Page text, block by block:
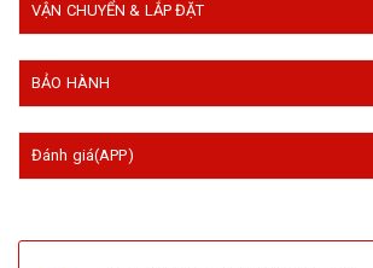
VẬN CHUYỂN & LẮP ĐẶT
BẢO HÀNH
Đánh giá(APP)